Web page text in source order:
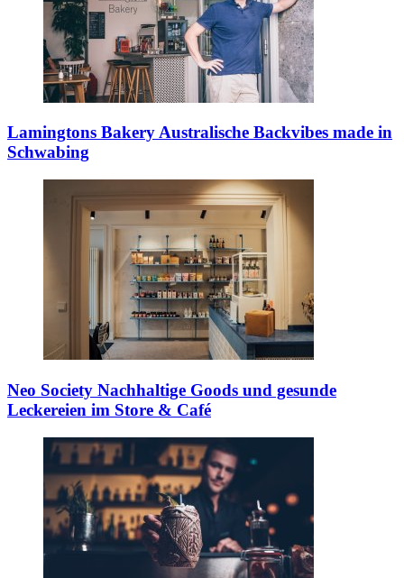
Lamingtons BakeryAustralische Backvibes made in
Schwabing
Neo Society Nachhaltige Goods und gesunde
Leckereien im Store & Café